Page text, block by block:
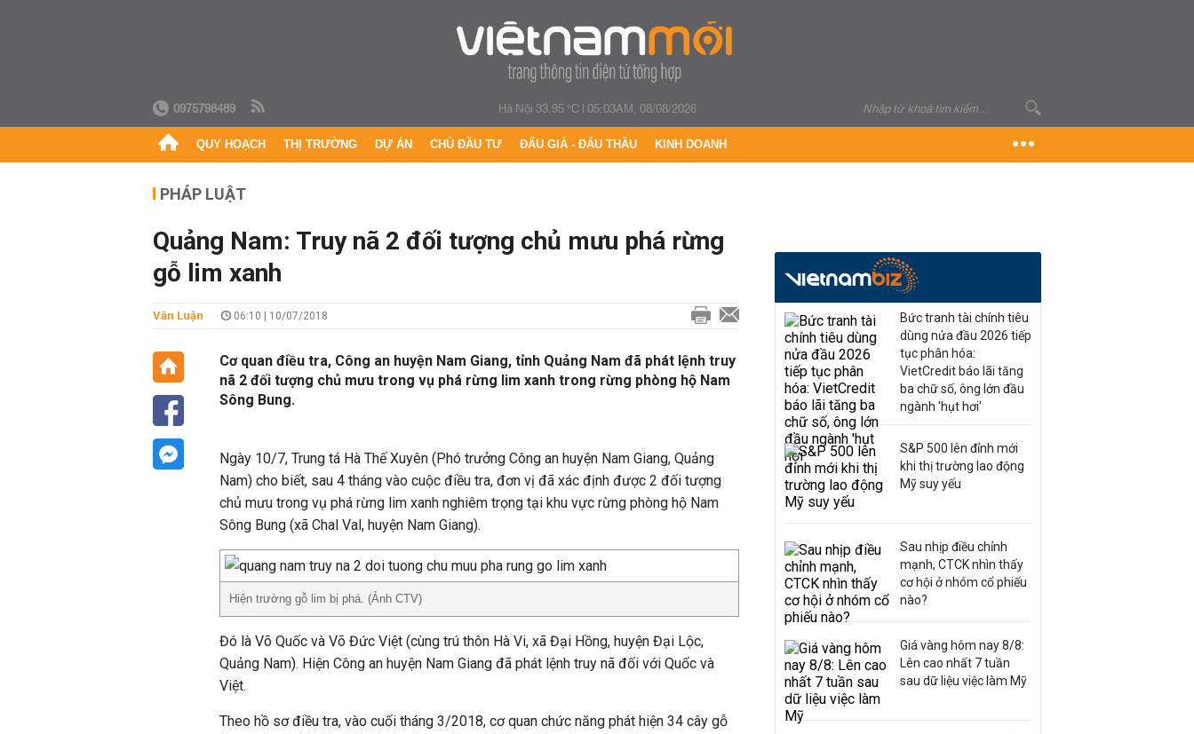
0975798489 Hà Nội 33.95 °C|05:03AM, 08/08/2026
QUY HOẠCH THỊ TRƯỜNG DỰ ÁN CHỦ ĐẦU TƯ ĐẤU GIÁ - ĐẤU THẦU KINH DOANH
PHÁP LUẬT
Quảng Nam: Truy nã 2 đối tượng chủ mưu phá rừng
gỗ lim xanh
Văn Luận 06:10 | 10/07/2018
Cơ quan điều tra, Công an huyện Nam Giang, tỉnh Quảng Nam đã phát lệnh truy
nã 2 đối tượng chủ mưu trong vụ phá rừng lim xanh trong rừng phòng hộ Nam
Sông Bung.
Ngày 10/7, Trung tá Hà Thế Xuyên (Phó trưởng Công an huyện Nam Giang, Quảng
Nam) cho biết, sau 4 tháng vào cuộc điều tra, đơn vị đã xác định được 2 đối tượng
chủ mưu trong vụ phá rừng lim xanh nghiêm trọng tại khu vực rừng phòng hộ Nam
Sông Bung (xã Chal Val, huyện Nam Giang).
Hiện trường gỗ lim bị phá. (Ảnh CTV)
Đó là Võ Quốc và Võ Đức Việt (cùng trú thôn Hà Vi, xã Đại Hồng, huyện Đại Lộc,
Quảng Nam). Hiện Công an huyện Nam Giang đã phát lệnh truy nã đối với Quốc và
Việt.
Theo hồ sơ điều tra, vào cuối tháng 3/2018, cơ quan chức năng phát hiện 34 cây gỗ
Bức tranh tài chính tiêu
dùng nửa đầu 2026 tiếp
tục phân hóa:
VietCredit báo lãi tăng
ba chữ số, ông lớn đầu
ngành 'hụt hơi'
S&P 500 lên đỉnh mới
khi thị trường lao động
Mỹ suy yếu
Sau nhịp điều chỉnh
mạnh, CTCK nhìn thấy
cơ hội ở nhóm cổ phiếu
nào?
Giá vàng hôm nay 8/8:
Lên cao nhất 7 tuần
sau dữ liệu việc làm Mỹ